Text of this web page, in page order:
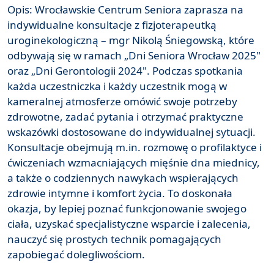
Opis: Wrocławskie Centrum Seniora zaprasza na
indywidualne konsultacje z fizjoterapeutką
uroginekologiczną – mgr Nikolą Śniegowską, które
odbywają się w ramach „Dni Seniora Wrocław 2025"
oraz „Dni Gerontologii 2024". Podczas spotkania
każda uczestniczka i każdy uczestnik mogą w
kameralnej atmosferze omówić swoje potrzeby
zdrowotne, zadać pytania i otrzymać praktyczne
wskazówki dostosowane do indywidualnej sytuacji.
Konsultacje obejmują m.in. rozmowę o profilaktyce i
ćwiczeniach wzmacniających mięśnie dna miednicy,
a także o codziennych nawykach wspierających
zdrowie intymne i komfort życia. To doskonała
okazja, by lepiej poznać funkcjonowanie swojego
ciała, uzyskać specjalistyczne wsparcie i zalecenia,
nauczyć się prostych technik pomagających
zapobiegać dolegliwościom.